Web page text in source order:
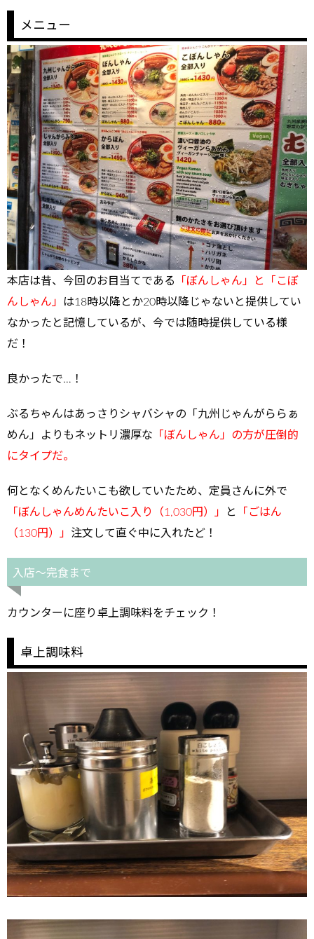
メニュー
本店は昔、今回のお目当てである
「ぼんしゃん」と「こぼ
んしゃん」 は18時以降とか20時以降じゃないと提供してい
なかったと記憶しているが、今では随時提供している様
だ！
良かったで…！
ぶるちゃんはあっさりシャバシャの「九州じゃんがららぁ
めん」よりもネットリ濃厚な 「ぼんしゃん」の方が圧倒的
にタイプだ。
何となくめんたいこも欲していたため、定員さんに外で
「ぼんしゃんめんたいこ入り（1,030円）」
と
「ごはん
（130円）」 注文して直ぐ中に入れたど！
入店～完食まで
カウンターに座り卓上調味料をチェック！
卓上調味料